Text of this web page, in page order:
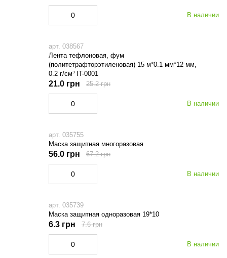
В наличии
арт. 038567
Лента тефлоновая, фум
(политетрафторэтиленовая) 15 м*0.1 мм*12 мм,
0.2 г/см³ IT-0001
В наличии
21.0 грн 25.2 грн
арт. 035755
Маска защитная многоразовая
В наличии
56.0 грн 67.2 грн
арт. 035739
Маска защитная одноразовая 19*10
В наличии
6.3 грн 7.6 грн